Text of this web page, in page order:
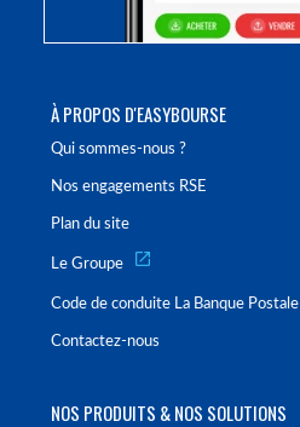
À PROPOS D'EASYBOURSE
Qui sommes-nous ?
Nos engagements RSE
Plan du site
Le Groupe
Code de conduite La Banque Postale
Contactez-nous
NOS PRODUITS & NOS SOLUTIONS